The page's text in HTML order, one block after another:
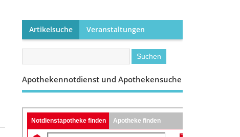
Artikelsuche Veranstaltungen
Apothekennotdienst und Apothekensuche
Notdienstapotheke finden Apotheke finden